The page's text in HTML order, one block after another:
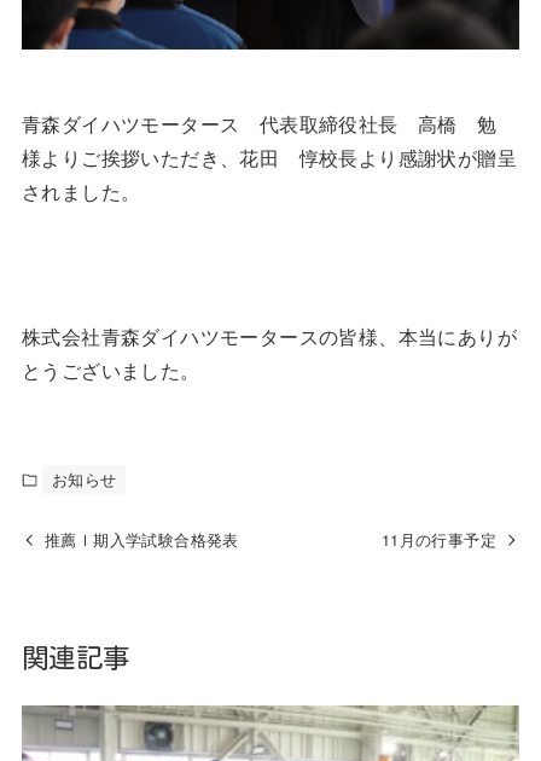
青森ダイハツモータース 代表取締役社長 高橋 勉
様よりご挨拶いただき、花田 惇校長より感謝状が贈呈
されました。
株式会社青森ダイハツモータースの皆様、本当にありが
とうございました。
お知らせ
推薦Ⅰ期入学試験合格発表 11月の行事予定
関連記事